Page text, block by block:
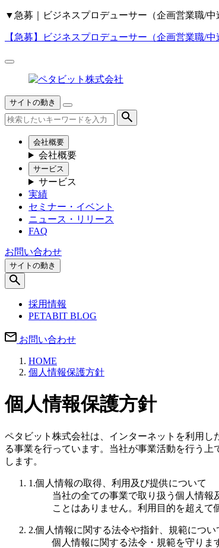
▼ 急募｜ビジネスプロデューサー（企画営業職/
【急募】 ビジネスプロデューサー（企画営業職/中
サイトの動き
会社概要
会社概要
サービス
サービス
実績
セミナー・イベント
ニュース・リリース
FAQ
お問い合わせ
サイトの動き
採用情報
PETABIT BLOG
お問い合わせ
HOME
個人情報保護方針
個人情報保護方針
ペタビット株式会社は、インターネットを利用
る事業を行っています。当社が事業活動を行う
します。
1.個人情報の取得、利用及び提供について
当社の全ての事業で取り扱う個人情
ことはありません。利用目的を超えて
2.個人情報に関する法令や指針、規範につい
個人情報に関する法令・規範を守りま